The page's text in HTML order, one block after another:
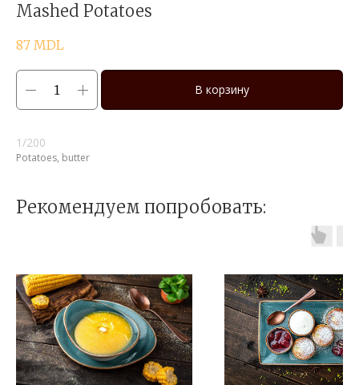
Mashed Potatoes
87 MDL
В корзину
1/200
Potatoes, butter
Рекомендуем попробовать: